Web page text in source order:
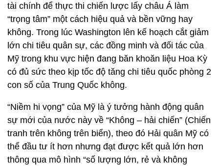
tài chính để thực thi chiến lược lấy châu Á làm
“trọng tâm” một cách hiệu quả và bền vững hay
không. Trong lúc Washington lên kế hoạch cắt giảm
lớn chi tiêu quân sự, các đồng minh và đối tác của
Mỹ trong khu vực hiện đang băn khoăn liệu Hoa Kỳ
có đủ sức theo kịp tốc độ tăng chi tiêu quốc phòng 2
con số của Trung Quốc không.
“Niềm hi vọng” của Mỹ là ý tưởng hành động quân
sự mới của nước này về “Không – hải chiến” (Chiến
tranh trên không trên biển), theo đó Hải quân Mỹ có
thể đầu tư ít hơn nhưng đạt được kểt quả lớn hơn
thông qua mô hình “số lượng lớn, rẻ và không